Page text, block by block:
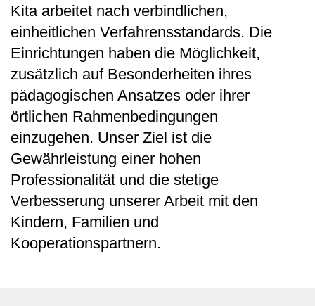
Kita arbeitet nach verbindlichen,
einheitlichen Verfahrensstandards. Die
Einrichtungen haben die Möglichkeit,
zusätzlich auf Besonderheiten ihres
pädagogischen Ansatzes oder ihrer
örtlichen Rahmenbedingungen
einzugehen. Unser Ziel ist die
Gewährleistung einer hohen
Professionalität und die stetige
Verbesserung unserer Arbeit mit den
Kindern, Familien und
Kooperationspartnern.